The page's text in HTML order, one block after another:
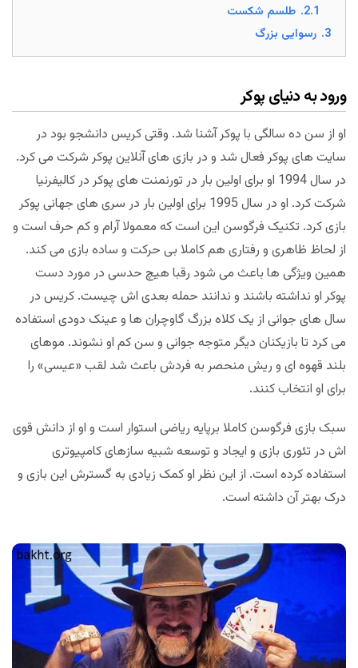
2.1. طلسم شکست
3. رسوایی بزرگ
ورود به دنیای پوکر
او از سن ده سالگی با پوکر آشنا شد. وقتی کریس دانشجو بود در
سایت های پوکر فعال شد و در بازی های آنلاین پوکر شرکت می کرد.
در سال 1994 او برای اولین بار در تورنمنت های پوکر در کالیفرنیا
شرکت کرد. او در سال 1995 برای اولین بار در سری های جهانی پوکر
بازی کرد. تکنیک فرگوسن این است که معمولا آرام و کم حرف است و
از لحاظ ظاهری و رفتاری هم کاملا بی حرکت و ساده بازی می کند.
همین ویژگی ها باعث می شود رقبا هیچ حدسی در مورد دست
پوکر او نداشته باشند و ندانند حمله بعدی اش چیست. کریس در
سال های جوانی از یک کلاه بزرگ گاوچران ها و عینک دودی استفاده
می کرد تا بازیکنان دیگر متوجه جوانی و سن کم او نشوند. موهای
بلند قهوه ای و ریش منحصر به فردش باعث شد لقب «عیسی» را
برای او انتخاب کنند.
سبک بازی فرگوسن کاملا برپایه ریاضی استوار است و او از دانش قوی
اش در تئوری بازی و ایجاد و توسعه شبیه سازهای کامپیوتری
استفاده کرده است. از این نظر او کمک زیادی به گسترش این بازی و
درک بهتر آن داشته است.